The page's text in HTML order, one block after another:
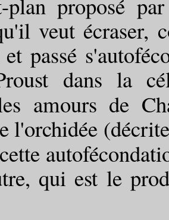
veut écraser,
passé
dans la
amours de
l'orchidée
qui est le